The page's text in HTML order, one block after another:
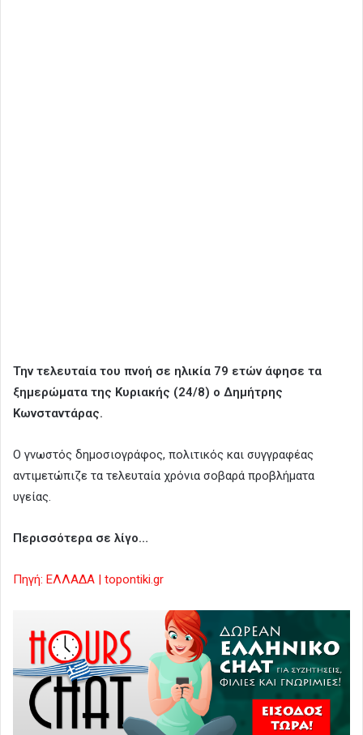
Την τελευταία του πνοή σε ηλικία 79 ετών άφησε τα
ξημερώματα της Κυριακής (24/8) ο Δημήτρης
Κωνσταντάρας.
Ο γνωστός δημοσιογράφος, πολιτικός και συγγραφέας
αντιμετώπιζε τα τελευταία χρόνια σοβαρά προβλήματα
υγείας.
Περισσότερα σε λίγο…
Πηγή: ΕΛΛΑΔΑ | topontiki.gr